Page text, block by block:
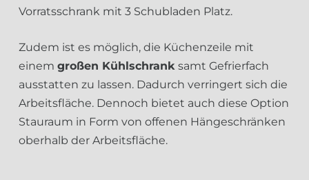
Vorratsschrank mit 3 Schubladen Platz.
Zudem ist es möglich, die Küchenzeile mit
einem großen Kühlschrank samt Gefrierfach
ausstatten zu lassen. Dadurch verringert sich die
Arbeitsfläche. Dennoch bietet auch diese Option
Stauraum in Form von offenen Hängeschränken
oberhalb der Arbeitsfläche.